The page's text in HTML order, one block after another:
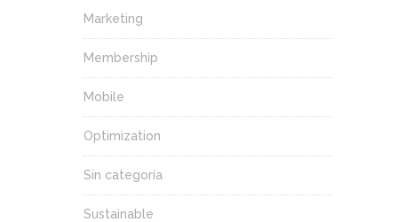
Marketing
Membership
Mobile
Optimization
Sin categoría
Sustainable